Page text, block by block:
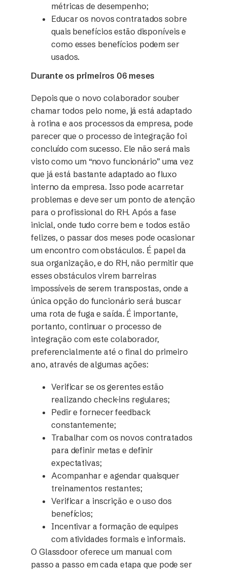
métricas de desempenho;
Educar os novos contratados sobre
quais benefícios estão disponíveis e
como esses benefícios podem ser
usados.
Durante os primeiros 06 meses
Depois que o novo colaborador souber
chamar todos pelo nome, já está adaptado
à rotina e aos processos da empresa, pode
parecer que o processo de integração foi
concluído com sucesso. Ele não será mais
visto como um “novo funcionário” uma vez
que já está bastante adaptado ao fluxo
interno da empresa. Isso pode acarretar
problemas e deve ser um ponto de atenção
para o profissional do RH. Após a fase
inicial, onde tudo corre bem e todos estão
felizes, o passar dos meses pode ocasionar
um encontro com obstáculos. É papel da
sua organização, e do RH, não permitir que
esses obstáculos virem barreiras
impossíveis de serem transpostas, onde a
única opção do funcionário será buscar
uma rota de fuga e saída. É importante,
portanto, continuar o processo de
integração com este colaborador,
preferencialmente até o final do primeiro
ano, através de algumas ações:
Verificar se os gerentes estão
realizando check-ins regulares;
Pedir e fornecer feedback
constantemente;
Trabalhar com os novos contratados
para definir metas e definir
expectativas;
Acompanhar e agendar quaisquer
treinamentos restantes;
Verificar a inscrição e o uso dos
benefícios;
Incentivar a formação de equipes
com atividades formais e informais.
O Glassdoor oferece um manual com
passo a passo em cada etapa que pode ser